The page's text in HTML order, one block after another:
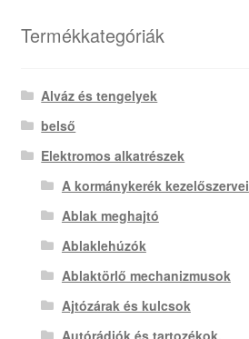
Termékkategóriák
Alváz és tengelyek
belső
Elektromos alkatrészek
A kormánykerék kezelőszervei
Ablak meghajtó
Ablaklehúzók
Ablaktörlő mechanizmusok
Ajtózárak és kulcsok